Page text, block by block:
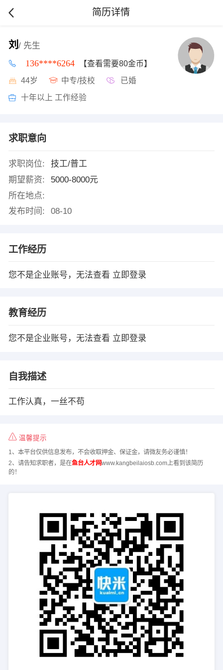
简历详情
刘 / 先生
136****6264 【查看需要80金币】
44岁 中专/技校 已婚
十年以上 工作经验
求职意向
求职岗位:
技工/普工
期望薪资:
5000-8000元
所在地点:
发布时间:
08-10
工作经历
您不是企业账号，无法查看 立即登录
教育经历
您不是企业账号，无法查看 立即登录
自我描述
工作汄真，一丝不苟
温馨提示
1、本平台仅供信息发布，不会收取押金、保证金，请微友务必谨慎！
2、请告知求职者，是在鱼台人才网www.kangbeilaiosb.com上看到该简历
的！